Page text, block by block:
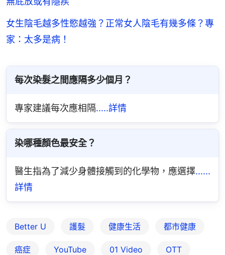
女生陰毛越多性慾越強？正常女人陰毛有幾多條？專
家：太多是病！
每次染髮之間應隔多少個月？
專家建議每次應相隔.....詳情
染哪種顏色最安全？
醫生指為了減少身體接觸到的化學物，應選擇......
詳情
Better U 護髮 健康生活 都市健康
癌症 YouTube 01 Video OTT